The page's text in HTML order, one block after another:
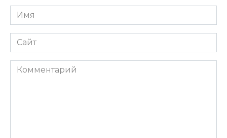
Имя
*
Сайт
Комментарий